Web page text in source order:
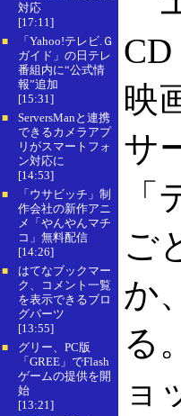
対応
[17:11]
■
「Yahoo!テレビ.Ｇ
ガイド」の日テレ
番組内に“公式情
報”追加
[15:31]
■
ServersManと連携
できるカメラアプ
リがスマートフォ
ン対応に
[14:53]
■
「ウサビッチ」制
作会社の新作アニ
メ「やんやんマチ
コ」無料配信
[14:26]
■
はてなブックマー
ク、コメント一覧
を表示できるブロ
グパーツ
[13:55]
■
グリー、PC版
「GREE」でFlash
ゲームの提供を開
始
[13:21]
映
サ
ご
か
る
ョ